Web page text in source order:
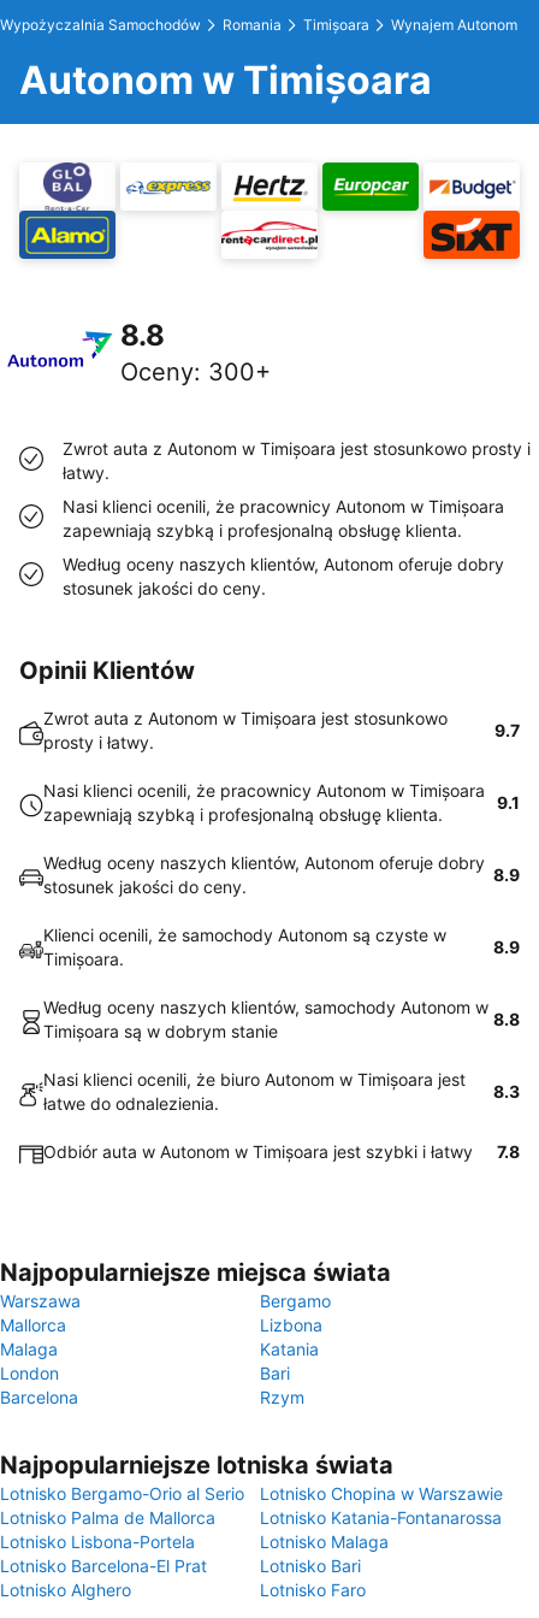
Wypożyczalnia Samochodów Romania Timișoara Wynajem Autonom
Autonom w Timișoara
8.8
Oceny: 300+
Zwrot auta z Autonom w Timișoara jest stosunkowo prosty i
łatwy.
Nasi klienci ocenili, że pracownicy Autonom w Timișoara
zapewniają szybką i profesjonalną obsługę klienta.
Według oceny naszych klientów, Autonom oferuje dobry
stosunek jakości do ceny.
Opinii Klientów
Zwrot auta z Autonom w Timișoara jest stosunkowo
prosty i łatwy.
9.7
Nasi klienci ocenili, że pracownicy Autonom w Timișoara
zapewniają szybką i profesjonalną obsługę klienta.
9.1
Według oceny naszych klientów, Autonom oferuje dobry
stosunek jakości do ceny.
8.9
Klienci ocenili, że samochody Autonom są czyste w
Timișoara.
8.9
Według oceny naszych klientów, samochody Autonom w
Timișoara są w dobrym stanie
8.8
Nasi klienci ocenili, że biuro Autonom w Timișoara jest
łatwe do odnalezienia.
8.3
Odbiór auta w Autonom w Timișoara jest szybki i łatwy 7.8
Najpopularniejsze miejsca świata
Warszawa
Bergamo
Mallorca
Lizbona
Malaga
Katania
London
Bari
Barcelona
Rzym
Najpopularniejsze lotniska świata
Lotnisko Bergamo-Orio al Serio
Lotnisko Chopina w Warszawie
Lotnisko Palma de Mallorca
Lotnisko Katania-Fontanarossa
Lotnisko Lisbona-Portela
Lotnisko Malaga
Lotnisko Barcelona-El Prat
Lotnisko Bari
Lotnisko Alghero
Lotnisko Faro